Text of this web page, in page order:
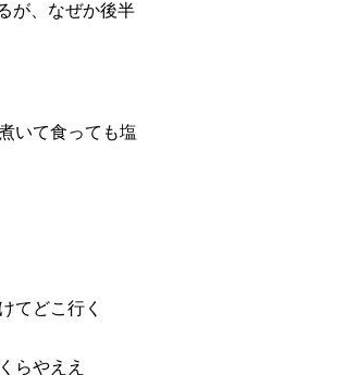
が、なぜか後半
いて食っても塩
てどこ行く
らやええ